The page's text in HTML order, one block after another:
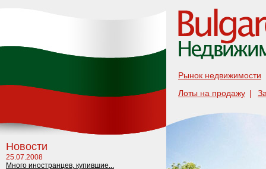
Рынок недвижимости
Лоты на продажу |
Новости
25.07.2008
Много иностранцев, купившие...